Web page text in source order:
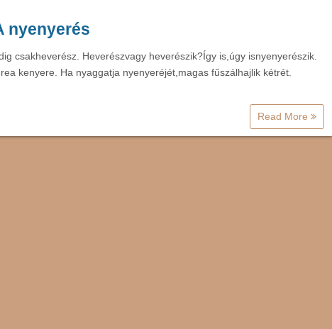
nyenyerés
csakheverész. Heverészvagy heverészik?Így is,úgy isnyenyerészik.
kenyere. Ha nyaggatja nyenyeréjét,magas fűszálhajlik kétrét.
Read More